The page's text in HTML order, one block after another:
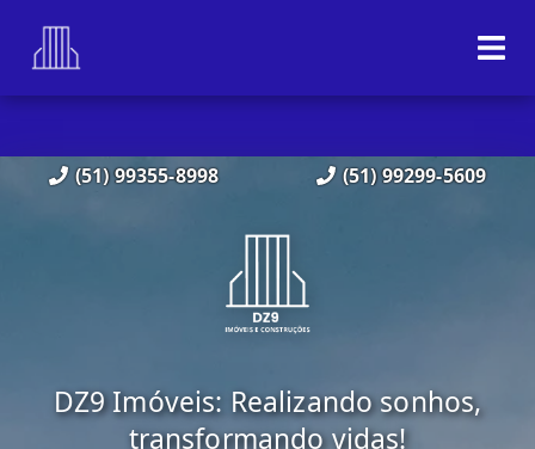
(51) 99355-8998 (51) 99299-5609
DZ9 Imóveis: Realizando sonhos,
transformando vidas!